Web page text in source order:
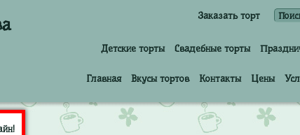
Заказать торт
Детские торты Свадебные торты
Главная Вкусы тортов Контакты Цены